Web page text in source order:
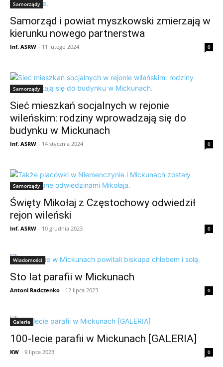
Samorządy
Samorząd i powiat myszkowski zmierzają w
kierunku nowego partnerstwa
Inf. ASRW - 11 lutego 2024 0
Samorządy
Sieć mieszkań socjalnych w rejonie
wileńskim: rodziny wprowadzają się do
budynku w Mickunach
Inf. ASRW - 14 stycznia 2024 0
Samorządy
Święty Mikołaj z Częstochowy odwiedził
rejon wileński
Inf. ASRW - 10 grudnia 2023 0
Wiadomości
Sto lat parafii w Mickunach
Antoni Radczenko - 12 lipca 2023 0
Galerie
100-lecie parafii w Mickunach [GALERIA]
KW - 9 lipca 2023 0